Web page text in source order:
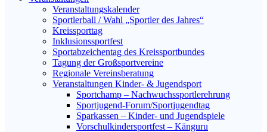
Veranstaltungskalender
Sportlerball / Wahl „Sportler des Jahres“
Kreissporttag
Inklusionssportfest
Sportabzeichentag des Kreissportbundes
Tagung der Großsportvereine
Regionale Vereinsberatung
Veranstaltungen Kinder- & Jugendsport
Sportchamp – Nach­wuchs­sportler­ehrung
Sportjugend-Forum/Sport­jugend­tag
Sparkassen – Kinder- und Jugendspiele
Vorschulkindersportfest – Känguru